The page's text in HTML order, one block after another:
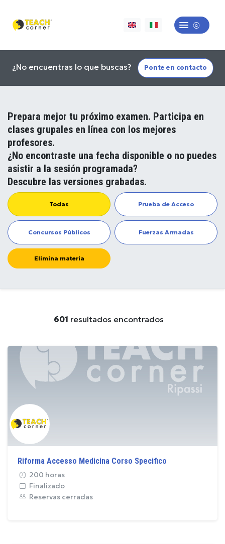
¿No encuentras lo que buscas? Ponte en contacto
Prepara mejor tu próximo examen. Participa en
clases grupales en línea con los mejores
profesores.
¿No encontraste una fecha disponible o no puedes
asistir a la sesión programada?
Descubre las versiones grabadas.
Todas Prueba de Acceso
Concursos Públicos Fuerzas Armadas
Elimina materia
601 resultados encontrados
Riforma Accesso Medicina Corso Specifico
200 horas
Finalizado
Reservas cerradas